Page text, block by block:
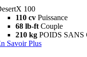
100
110 cv Puissance
68 lb-ft Couple
210 kg POIDS
Savoir Plus